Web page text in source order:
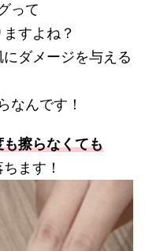
って
すよね？
ダメージを与える
なんです！
も擦らなくても
ます！